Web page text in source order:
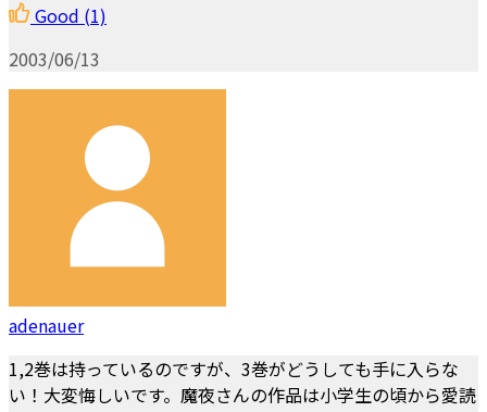
Good (1)
2003/06/13
adenauer
1,2巻は持っているのですが、3巻がどうしても手に入らな
い！大変悔しいです。魔夜さんの作品は小学生の頃から愛読